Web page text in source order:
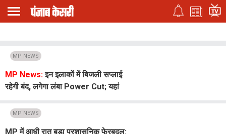
MP NEWS
MP News:इन इलाकों में बिजली सप्लाई
रहेगी बंद, लगेगा लंबा Power Cut; यहां
MP NEWS
MP में आधी रात बड़ा प्रशासनिक फेरबदल: